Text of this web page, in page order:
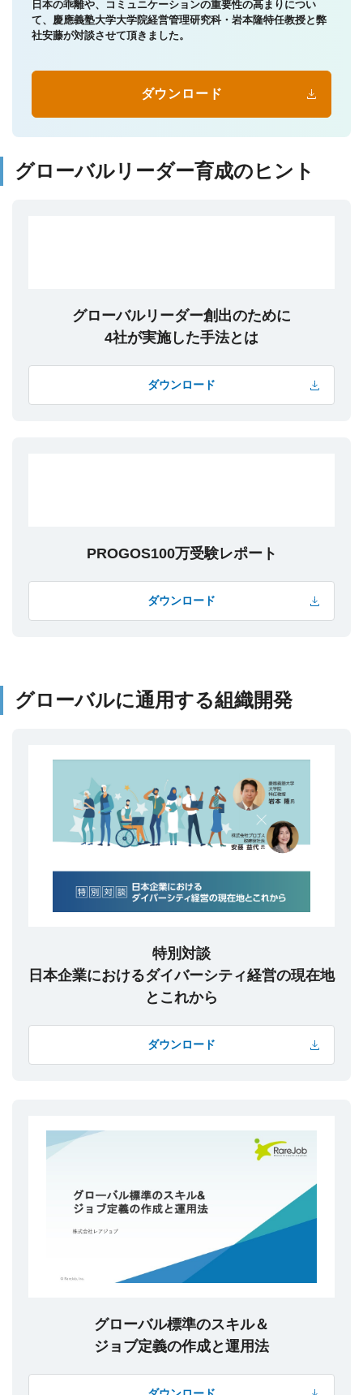
日本の乖離や、コミュニケーションの重要性の高まりについ
て、慶應義塾大学大学院経営管理研究科・岩本隆特任教授と弊
社安藤が対談させて頂きました。
ダウンロード
グローバルリーダー育成のヒント
グローバルリーダー創出のために
4社が実施した手法とは
ダウンロード
PROGOS100万受験レポート
ダウンロード
グローバルに通用する組織開発
特別対談
日本企業におけるダイバーシティ経営の現在地
とこれから
ダウンロード
グローバル標準のスキル＆
ジョブ定義の作成と運用法